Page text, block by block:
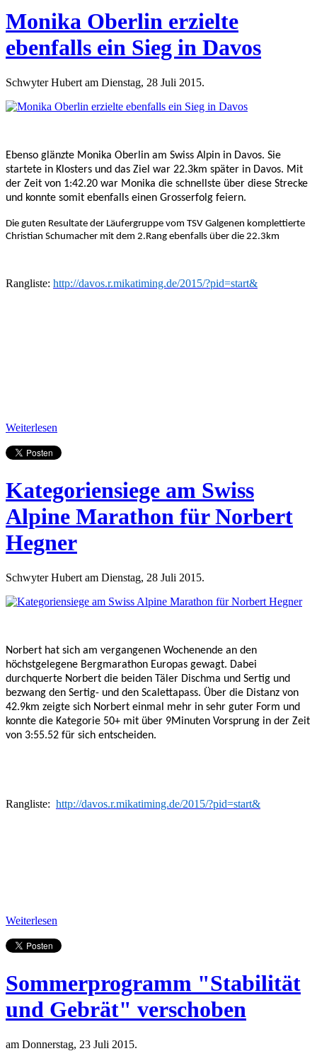
Monika Oberlin erzielte
ebenfalls ein Sieg in Davos
Schwyter Hubert am Dienstag, 28 Juli 2015.
Ebenso glänzte Monika Oberlin am Swiss Alpin in Davos. Sie
startete in Klosters und das Ziel war 22.3km später in Davos. Mit
der Zeit von 1:42.20 war Monika die schnellste über diese Strecke
und konnte somit ebenfalls einen Grosserfolg feiern.
Die guten Resultate der Läufergruppe vom TSV Galgenen komplettierte
Christian Schumacher mit dem 2.Rang ebenfalls über die 22.3km
Rangliste: http://davos.r.mikatiming.de/2015/?pid=start&
Weiterlesen
Kategoriensiege am Swiss
Alpine Marathon für Norbert
Hegner
Schwyter Hubert am Dienstag, 28 Juli 2015.
Norbert hat sich am vergangenen Wochenende an den
höchstgelegene Bergmarathon Europas gewagt. Dabei
durchquerte Norbert die beiden Täler Dischma und Sertig und
bezwang den Sertig- und den Scalettapass. Über die Distanz von
42.9km zeigte sich Norbert einmal mehr in sehr guter Form und
konnte die Kategorie 50+ mit über 9Minuten Vorsprung in der Zeit
von 3:55.52 für sich entscheiden.
Rangliste: http://davos.r.mikatiming.de/2015/?pid=start&
Weiterlesen
Sommerprogramm "Stabilität
und Gebrät" verschoben
am Donnerstag, 23 Juli 2015.